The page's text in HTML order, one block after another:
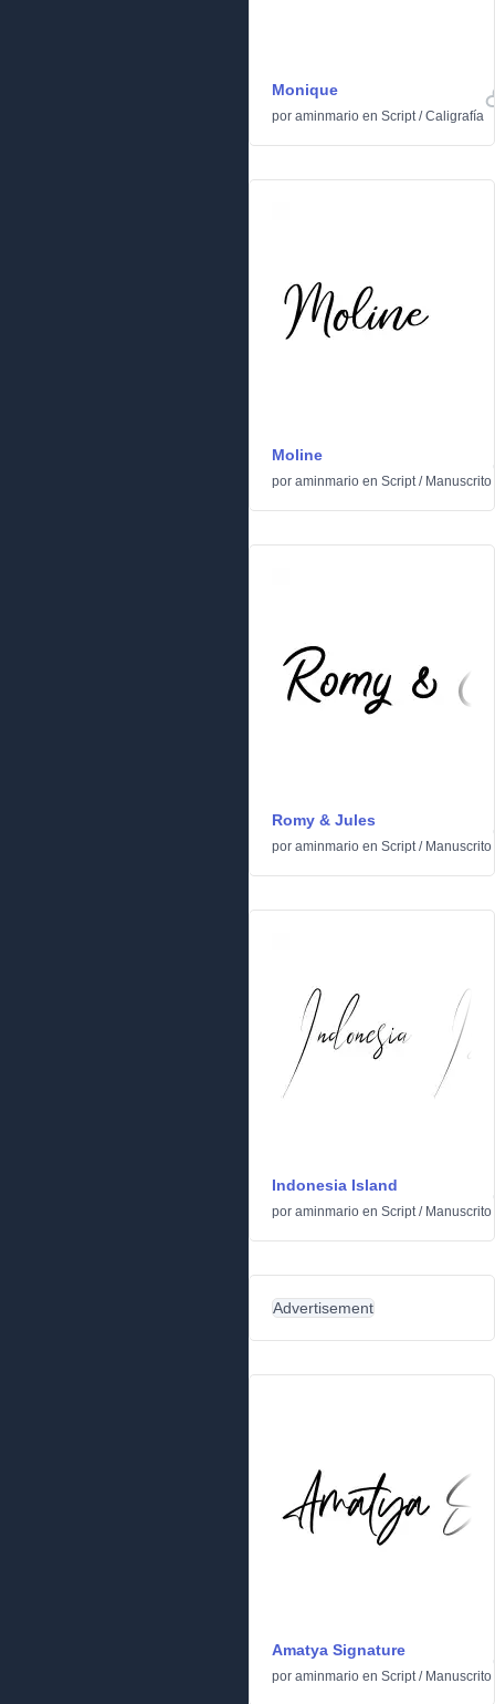
Monique
por aminmario en Script/Caligrafía
Moline
por aminmario en Script/ Manuscrito
Romy & Jules
por aminmario en Script/ Manuscrito
Indonesia Island
por aminmario en Script/ Manuscrito
Advertisement
Amatya Signature
por aminmario en Script/ Manuscrito